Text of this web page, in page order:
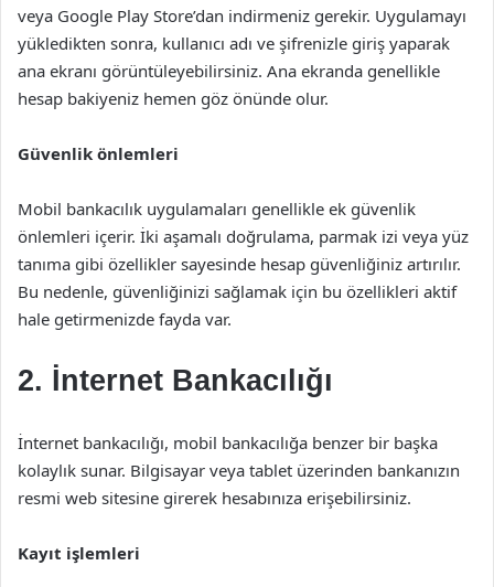
veya Google Play Store’dan indirmeniz gerekir. Uygulamayı
yükledikten sonra, kullanıcı adı ve şifrenizle giriş yaparak
ana ekranı görüntüleyebilirsiniz. Ana ekranda genellikle
hesap bakiyeniz hemen göz önünde olur.
Güvenlik önlemleri
Mobil bankacılık uygulamaları genellikle ek güvenlik
önlemleri içerir. İki aşamalı doğrulama, parmak izi veya yüz
tanıma gibi özellikler sayesinde hesap güvenliğiniz artırılır.
Bu nedenle, güvenliğinizi sağlamak için bu özellikleri aktif
hale getirmenizde fayda var.
2. İnternet Bankacılığı
İnternet bankacılığı, mobil bankacılığa benzer bir başka
kolaylık sunar. Bilgisayar veya tablet üzerinden bankanızın
resmi web sitesine girerek hesabınıza erişebilirsiniz.
Kayıt işlemleri